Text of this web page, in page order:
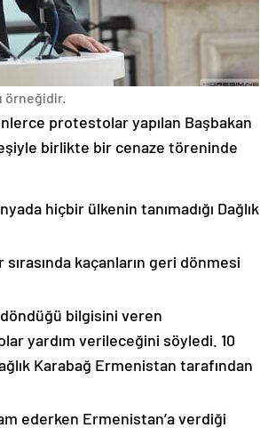
örneğidir.
protestolar yapılan Başbakan
birlikte bir cenaze töreninde
hiçbir ülkenin tanımadığı Dağlık
kaçanların geri dönmesi
bilgisini veren
yardım verileceğini söyledi. 10
Karabağ Ermenistan tarafından
ederken Ermenistan’a verdiği